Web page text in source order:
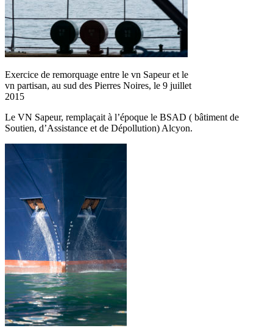
Exercice de remorquage entre le vn Sapeur et le
vn partisan, au sud des Pierres Noires, le 9 juillet
2015
Le VN Sapeur, remplaçait à l’époque le BSAD ( bâtiment de
Soutien, d’Assistance et de Dépollution) Alcyon.